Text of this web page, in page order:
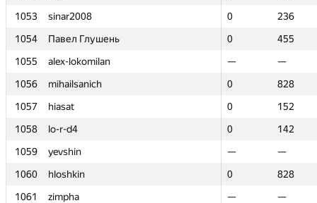
1053
sinar2008 0
236
1054
Павел Глушень 0
455
1055
alex-lokomilan —
—
1056
mihailsanich 0
828
1057
hiasat 0
152
1058
lo-r-d4 0
142
1059
yevshin —
—
1060
hloshkin 0
828
1061
zimpha —
—
1053
sinar2008 0
236
1054
Павел Глушень 0
455
1055
alex-lokomilan —
—
1056
mihailsanich 0
828
1057
hiasat 0
152
1058
lo-r-d4 0
142
1059
yevshin —
—
1060
hloshkin 0
828
1061
zimpha —
—